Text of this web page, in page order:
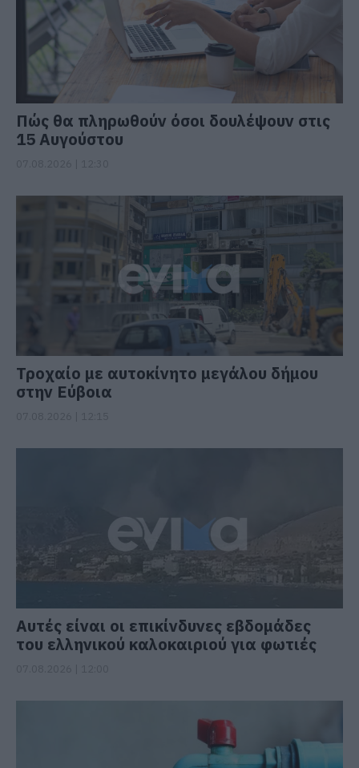
Πώς θα πληρωθούν όσοι δουλέψουν στις
15 Αυγούστου
Τροχαίο με αυτοκίνητο μεγάλου δήμου
στην Εύβοια
Αυτές είναι οι επικίνδυνες εβδομάδες
του ελληνικού καλοκαιριού για φωτιές